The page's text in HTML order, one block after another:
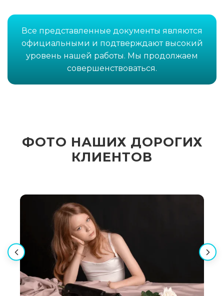
Все представленные документы являются
официальными и подтверждают высокий
уровень нашей работы. Мы продолжаем
совершенствоваться.
ФОТО НАШИХ ДОРОГИХ
КЛИЕНТОВ